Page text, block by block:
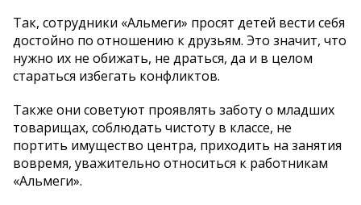
Так, сотрудники «Альмеги» просят детей вести себя
достойно по отношению к друзьям. Это значит, что
нужно их не обижать, не драться, да и в целом
стараться избегать конфликтов.
Также они советуют проявлять заботу о младших
товарищах, соблюдать чистоту в классе, не
портить имущество центра, приходить на занятия
вовремя, уважительно относиться к работникам
«Альмеги».